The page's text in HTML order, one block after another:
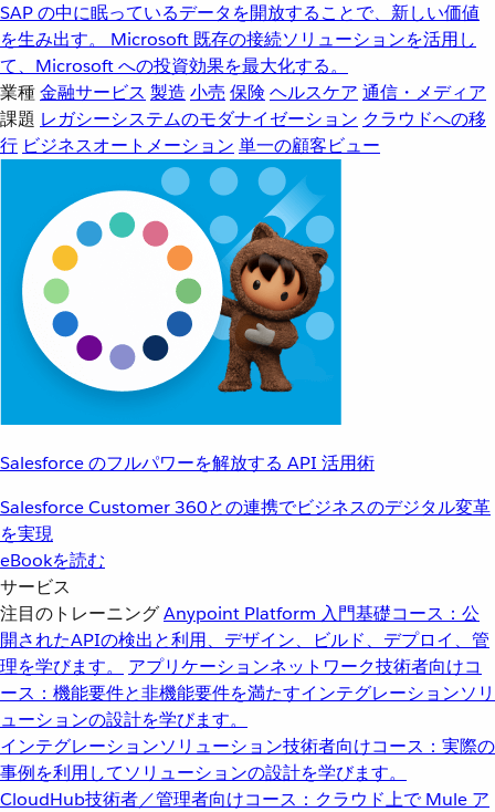
SAP の中に眠っているデータを開放することで、新しい価値
を生み出す。
Microsoft 既存の接続ソリューションを活用し
て、Microsoft への投資効果を最大化する。
業種金融サービス 製造 小売 保険 ヘルスケア 通信・メディア
課題 レガシーシステムのモダナイゼーション クラウドへの移
行 ビジネスオートメーション 単一の顧客ビュー
Salesforce のフルパワーを解放する API 活用術
Salesforce Customer 360との連携でビジネスのデジタル変革
を実現
eBookを読む
サービス
注目のトレーニングAnypoint Platform 入門基礎コース：公
開されたAPIの検出と利用、デザイン、ビルド、デプロイ、管
理を学びます。
アプリケーションネットワーク技術者向けコ
ース：機能要件と非機能要件を満たすインテグレーションソリ
ューションの設計を学びます。
インテグレーションソリューション技術者向けコース：実際の
事例を利用してソリューションの設計を学びます。
CloudHub技術者／管理者向けコース：クラウド上で Mule ア